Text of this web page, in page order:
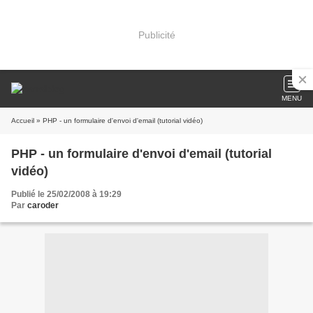
Publicité
MENU
Accueil » PHP - un formulaire d'envoi d'email (tutorial vidéo)
PHP - un formulaire d'envoi d'email (tutorial
vidéo)
Publié le 25/02/2008 à 19:29
Par caroder